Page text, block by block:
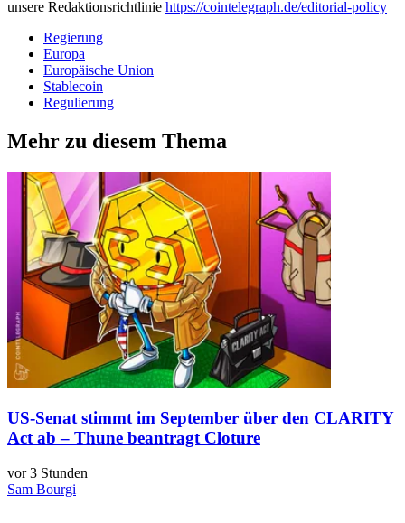
unsere Redaktionsrichtlinie https://cointelegraph.de/editorial-policy
Regierung
Europa
Europäische Union
Stablecoin
Regulierung
Mehr zu diesem Thema
US-Senat stimmt im September über den CLARITY
Act ab – Thune beantragt Cloture
vor 3 Stunden
Sam Bourgi